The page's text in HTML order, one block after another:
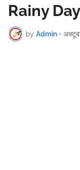
Rainy
by Admin •